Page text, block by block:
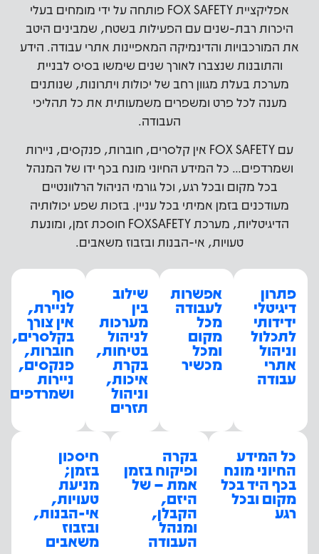
אפליקציית FOX SAFETY פותחה על ידי מומחים בעלי
היכרות רבת-שנים עם הפעילות בשטח, שמבינים היטב
את המורכבויות והדינמיקה המאפיינות אתרי עבודה. הידע
והתובנות שנצברו לאורך שנים שימשו בסיס לבניית
מערכת בעלת מגוון רחב של יכולות ויתרונות, שנותנים
מענה לכל פרט ומשפרים משמעותית את כל תהליכי
העבודה.
עם FOX SAFETY אין קלסרים, חוברות, פנקסים, ניירות
ושמרדפים… כל המידע החיוני מונח בכף ידו של המנהל
בכל מקום ובכל רגע, וכל גורמי הניהול הרלוונטיים
מעודכנים בזמן אמיתי בכל עניין. בזכות שפע יכולותיה
הדיגיטליות, מערכת FOXSAFETY חוסכת זמן, ומונעת
טעויות, אי-הבנות ובזבוז משאבים.
פתרון
דיגיטלי
ידידותי
לתכלול
וניהול
אתרי
עבודה
אפשרות
לעבודה
מכל
מקום
ומכל
מכשיר
שילוב
בין
מערכות
לניהול
בטיחות,
בקרת
איכות,
וניהול
תזרים
סוף
לניירת,
אין צורך
בקלסרים,
חוברות,
פנקסים,
ניירות
ושמרדפים
כל המידע
החיוני מונח
בכף היד בכל
מקום ובכל
רגע
בקרה
ופיקוח בזמן
אמת – של
היזם,
הקבלן,
ומנהל
העבודה
חיסכון
בזמן;
מניעת
טעויות,
אי-הבנות,
ובזבוז
משאבים